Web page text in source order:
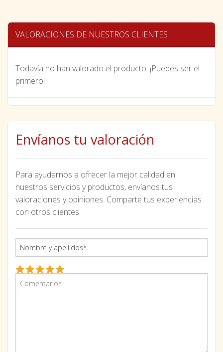
VALORACIONES DE NUESTROS CLIENTES
Todavía no han valorado el producto. ¡Puedes ser el
primero!
Envíanos tu valoración
Para ayudarnos a ofrecer la mejor calidad en
nuestros servicios y productos, envíanos tus
valoraciones y opiniones. Comparte tus experiencias
con otros clientes.